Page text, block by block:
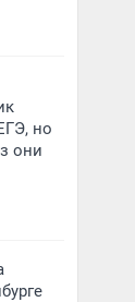
но
они